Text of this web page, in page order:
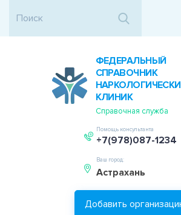
ФЕДЕРАЛЬНЫЙ
СПРАВОЧНИК
КЛИНИК
Справочная служба
Помощь консультанта
+7(978)087-1234
Ваш город:
Астрахань
Добавить